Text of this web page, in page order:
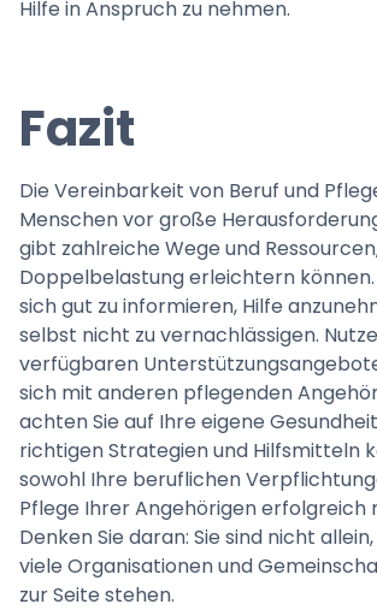
Hilfe in Anspruch zu nehmen.
Fazit
Die Vereinbarkeit von Beruf und
Menschen vor große
gibt zahlreiche Wege und
Doppelbelastung erleichtern können.
sich gut zu informieren, Hilfe
selbst nicht zu vernachlässigen.
verfügbaren
sich mit anderen pflegenden
achten Sie auf Ihre eigene
richtigen Strategien und Hilfsmitteln
sowohl Ihre beruflichen
Pflege Ihrer Angehörigen erfolgreich
Denken Sie daran: Sie sind nicht
viele Organisationen und
zur Seite stehen.